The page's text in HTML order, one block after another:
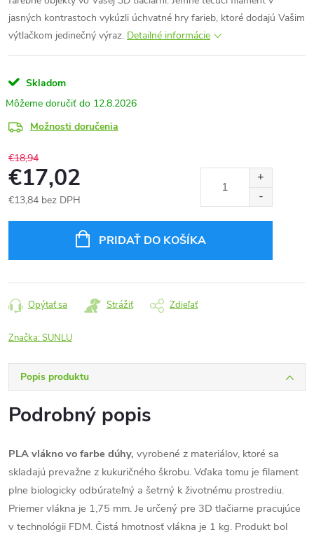
jasných kontrastoch vykúzli úchvatné hry farieb, ktoré dodajú Vašim
výtlačkom jedinečný výraz. Detailné informácie
Skladom
12.8.2026
Možnosti doručenia
€18,94
€17,02
€13,84 bez DPH
PRIDAŤ DO KOŠÍKA
Opýtať sa Strážiť Zdieľať
Značka:SUNLU
Popis produktu
Podrobný popis
PLA vlákno vo farbe dúhy, vyrobené z materiálov, ktoré sa
skladajú prevažne z kukuričného škrobu. Vďaka tomu je filament
plne biologicky odbúrateľný a šetrný k životnému prostrediu.
Priemer vlákna je 1,75 mm. Je určený pre 3D tlačiarne pracujúce
v technológii FDM. Čistá hmotnosť vlákna je 1 kg. Produkt bol